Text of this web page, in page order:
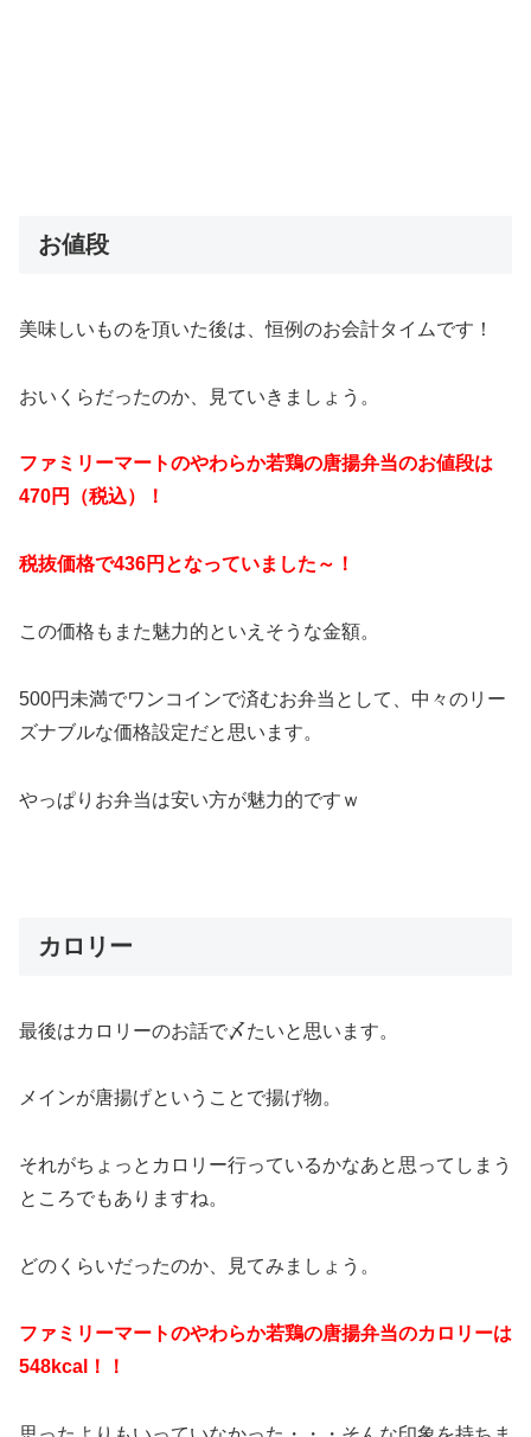
お値段
美味しいものを頂いた後は、恒例のお会計タイムです！
おいくらだったのか、見ていきましょう。
ファミリーマートのやわらか若鶏の唐揚弁当のお値段は
470円（税込）！
税抜価格で436円となっていました～！
この価格もまた魅力的といえそうな金額。
500円未満でワンコインで済むお弁当として、中々のリー
ズナブルな価格設定だと思います。
やっぱりお弁当は安い方が魅力的ですｗ
カロリー
最後はカロリーのお話で〆たいと思います。
メインが唐揚げということで揚げ物。
それがちょっとカロリー行っているかなあと思ってしまう
ところでもありますね。
どのくらいだったのか、見てみましょう。
ファミリーマートのやわらか若鶏の唐揚弁当のカロリーは
548kcal！！